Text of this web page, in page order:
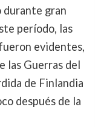
durante gran
período, las
evidentes,
las Guerras del
de Finlandia
después de la